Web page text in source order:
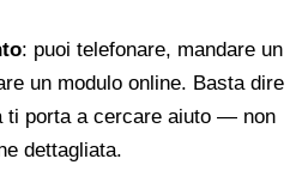
: puoi telefonare, mandare un
un modulo online. Basta dire
ti porta a cercare aiuto — non
dettagliata.